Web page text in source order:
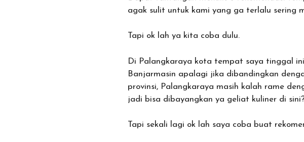
agak sulit untuk kami yang ga terlalu sering
Tapi ok lah ya kita coba dulu.
Di Palangkaraya kota tempat saya tinggal
Banjarmasin apalagi jika dibandingkan
provinsi, Palangkaraya masih kalah rame
jadi bisa dibayangkan ya geliat kuliner di
Tapi sekali lagi ok lah saya coba buat